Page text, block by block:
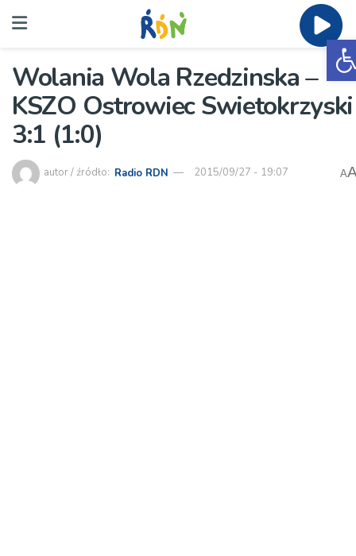
Wolania Wola Rzedzinska –
KSZO Ostrowiec Swietokrzyski
3:1 (1:0)
autor / źródło: Radio RDN 2015/09/27 - 19:07 A